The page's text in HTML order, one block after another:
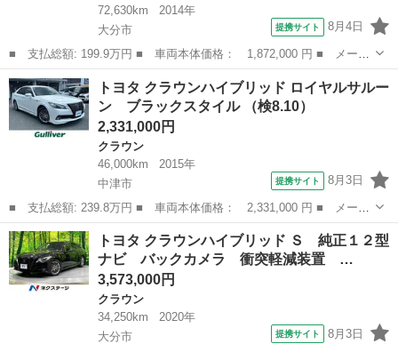
72,630km
2014年
大分市
提携サイト 8月4日
■ 支払総額: 199.9万円 ■ 車両本体価格： 1,872,000 円 ■ メーカ
ー名： トヨタ ■ 車種名： クラウンハイブリッド ■ グレード
名： アスリートＳ 純正８型ナビ バックカメラ 禁煙車 クルー
ズコントロ...
大分 大分市 クラウン
トヨタ クラウンハイブリッド ロイヤルサルー
ン ブラックスタイル （検8.10）
2,331,000円
クラウン
46,000km
2015年
中津市
提携サイト 8月3日
■ 支払総額: 239.8万円 ■ 車両本体価格： 2,331,000 円 ■ メーカ
ー名： トヨタ ■ 車種名： クラウンハイブリッド ■ グレード
名： ロイヤルサルーン ブラックスタイル ■ 排気量： 2500cc
■...
大分 中津市 クラウン
トヨタ クラウンハイブリッド Ｓ 純正１２型
ナビ バックカメラ 衝突軽減装置 …
3,573,000円
クラウン
34,250km
2020年
大分市
提携サイト 8月3日